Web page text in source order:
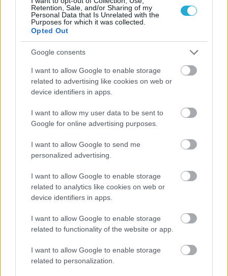
Retention, Sale, and/or Sharing of my
Personal Data that Is Unrelated with the
Purposes for which it was collected.
Opted Out
Google consents
I want to allow Google to enable storage
related to advertising like cookies on web or
device identifiers in apps.
I want to allow my user data to be sent to
Google for online advertising purposes.
I want to allow Google to send me
personalized advertising.
I want to allow Google to enable storage
related to analytics like cookies on web or
device identifiers in apps.
I want to allow Google to enable storage
related to functionality of the website or app.
I want to allow Google to enable storage
related to personalization.
ΗΛΙΑΣ ΠΑΠΑΪΩΑΝΝΟΥ
08/03/2026
οι σημαντικότερες νίκες του